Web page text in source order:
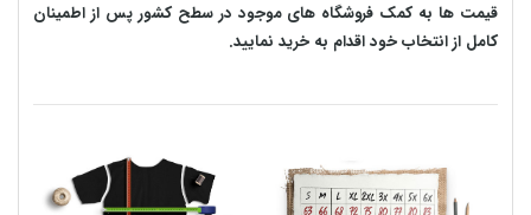
قیمت ها به کمک فروشگاه های موجود در سطح کشور پس از اطمینان
کامل از انتخاب خود اقدام به خرید نمایید.